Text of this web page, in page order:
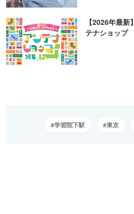
【2026年最
テナショップ
学習院下駅 東京